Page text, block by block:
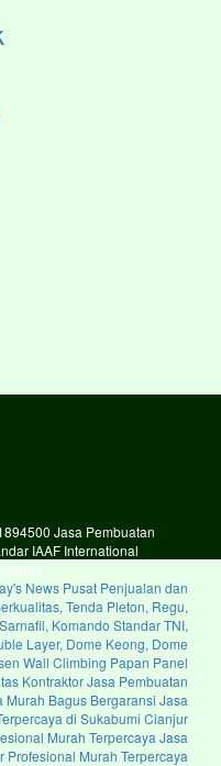
Jasa Pembuatan
IAAF International
News Pusat Penjualan dan
Tenda Pleton, Regu,
Komando Standar TNI,
Layer, Dome Keong, Dome
Wall Climbing Papan Panel
Kontraktor Jasa Pembuatan
Murah Bagus Bergaransi Jasa
di Sukabumi Cianjur
Murah Terpercaya Jasa
Profesional Murah Terpercaya